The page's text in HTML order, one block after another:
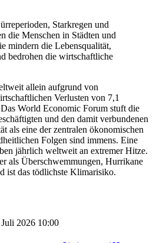
Starkregen und
die Menschen in Städten und
mindern die Lebensqualität,
bedrohen die wirtschaftliche
allein aufgrund von
Verlusten von 7,1
World Economic Forum stuft die
und den damit verbundenen
als eine der zentralen ökonomischen
Folgen sind immens. Eine
jährlich weltweit an extremer Hitze.
als Überschwemmungen, Hurrikane
ist das tödlichste Klimarisiko.
2026 10:00